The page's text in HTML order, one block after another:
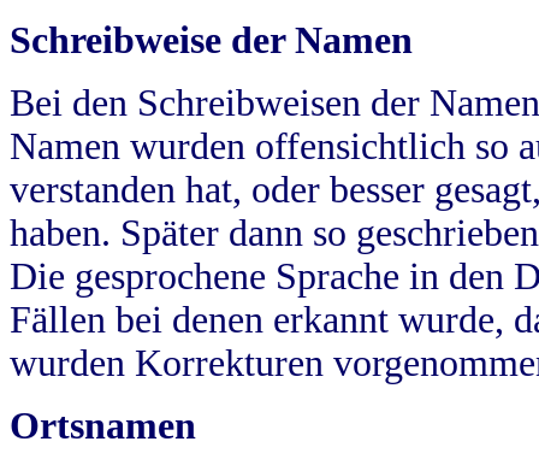
Schreibweise der Namen
Bei den Schreibweisen der
Namen wurden offensichtlich so
verstanden hat, oder besser
haben. Später dann so
Die gesprochene Sprache in
Fällen bei denen erkannt wurde,
wurden Korrekturen
Ortsnamen